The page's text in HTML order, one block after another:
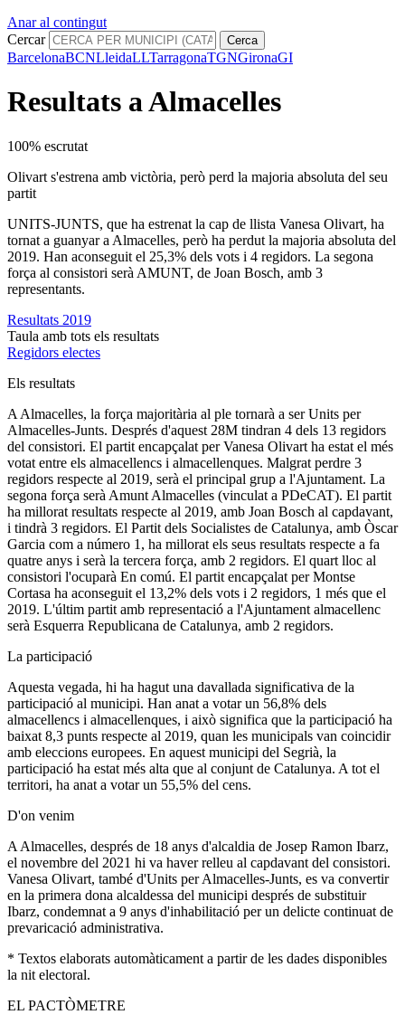
Anar al contingut
Cercar
Cerca
BarcelonaBCNLleidaLLTarragonaTGNGironaGI
Resultats a Almacelles
100% escrutat
Olivart s'estrena amb victòria, però perd la majoria absoluta del seu
partit
UNITS-JUNTS, que ha estrenat la cap de llista Vanesa Olivart, ha
tornat a guanyar a Almacelles, però ha perdut la majoria absoluta del
2019. Han aconseguit el 25,3% dels vots i 4 regidors. La segona
força al consistori serà AMUNT, de Joan Bosch, amb 3
representants.
Resultats 2019
Taula amb tots els resultats
Regidors electes
Els resultats
A Almacelles, la força majoritària al ple tornarà a ser Units per
Almacelles-Junts. Després d'aquest 28M tindran 4 dels 13 regidors
del consistori. El partit encapçalat per Vanesa Olivart ha estat el més
votat entre els almacellencs i almacellenques. Malgrat perdre 3
regidors respecte al 2019, serà el principal grup a l'Ajuntament. La
segona força serà Amunt Almacelles (vinculat a PDeCAT). El partit
ha millorat resultats respecte al 2019, amb Joan Bosch al capdavant,
i tindrà 3 regidors. El Partit dels Socialistes de Catalunya, amb Òscar
Garcia com a número 1, ha millorat els seus resultats respecte a fa
quatre anys i serà la tercera força, amb 2 regidors. El quart lloc al
consistori l'ocuparà En comú. El partit encapçalat per Montse
Cortasa ha aconseguit el 13,2% dels vots i 2 regidors, 1 més que el
2019. L'últim partit amb representació a l'Ajuntament almacellenc
serà Esquerra Republicana de Catalunya, amb 2 regidors.
La participació
Aquesta vegada, hi ha hagut una davallada significativa de la
participació al municipi. Han anat a votar un 56,8% dels
almacellencs i almacellenques, i això significa que la participació ha
baixat 8,3 punts respecte al 2019, quan les municipals van coincidir
amb eleccions europees. En aquest municipi del Segrià, la
participació ha estat més alta que al conjunt de Catalunya. A tot el
territori, ha anat a votar un 55,5% del cens.
D'on venim
A Almacelles, després de 18 anys d'alcaldia de Josep Ramon Ibarz,
el novembre del 2021 hi va haver relleu al capdavant del consistori.
Vanesa Olivart, també d'Units per Almacelles-Junts, es va convertir
en la primera dona alcaldessa del municipi després de substituir
Ibarz, condemnat a 9 anys d'inhabilitació per un delicte continuat de
prevaricació administrativa.
* Textos elaborats automàticament a partir de les dades disponibles
la nit electoral.
EL PACTÒMETRE